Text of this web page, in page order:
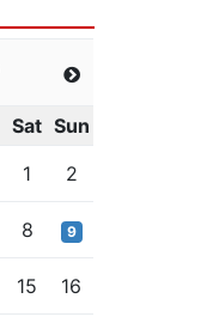
Sat Sun
1
2
8 9
15 16